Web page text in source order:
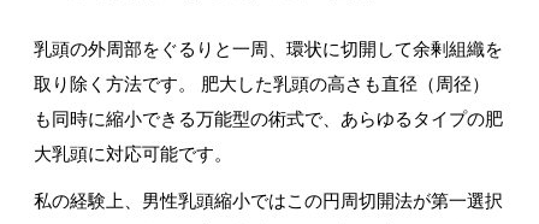
乳頭の外周部をぐるりと一周、環状に切開して余剰組織を
取り除く方法です。 肥大した乳頭の高さも直径（周径）
も同時に縮小できる万能型の術式で、あらゆるタイプの肥
大乳頭に対応可能です。
私の経験上、男性乳頭縮小ではこの円周切開法が第一選択